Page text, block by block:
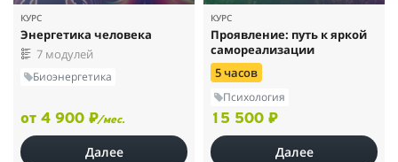
КУРС
Энергетика человека
7 модулей
Биоэнергетика
от 4 900 ₽/мес.
Далее
КУРС
Проявление: путь к яркой
самореализации
5 часов
Психология
15 500 ₽
Далее